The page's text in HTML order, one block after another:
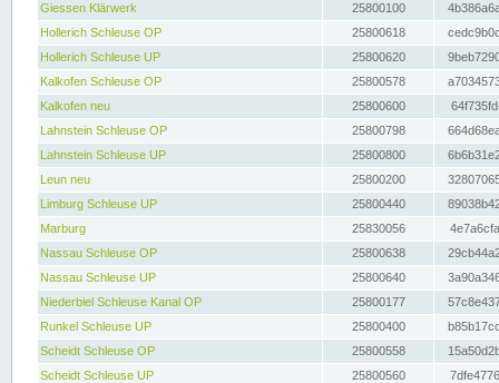
Giessen Klärwerk
25800100
Hollerich Schleuse OP
25800618
Hollerich Schleuse UP
25800620
Kalkofen Schleuse OP
25800578
Kalkofen neu
25800600
Lahnstein Schleuse OP
25800798
Lahnstein Schleuse UP
25800800
Leun neu
25800200
Limburg Schleuse UP
25800440
Marburg
25830056
Nassau Schleuse OP
25800638
Nassau Schleuse UP
25800640
Niederbiel Schleuse Kanal OP
25800177
Runkel Schleuse UP
25800400
Scheidt Schleuse OP
25800558
Scheidt Schleuse UP
25800560